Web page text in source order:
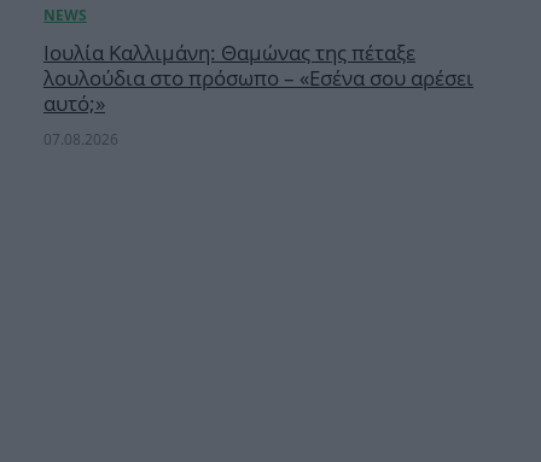
Ιουλία Καλλιμάνη: Θαμώνας της πέταξε
λουλούδια στο πρόσωπο – «Εσένα σου αρέσει
αυτό;»
07.08.2026